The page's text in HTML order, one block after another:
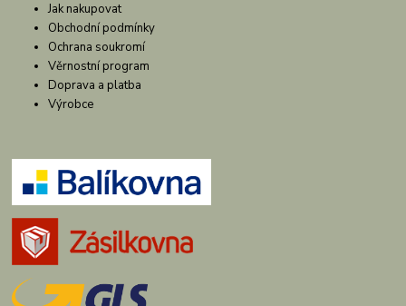
Jak nakupovat
Obchodní podmínky
Ochrana soukromí
Věrnostní program
Doprava a platba
Výrobce